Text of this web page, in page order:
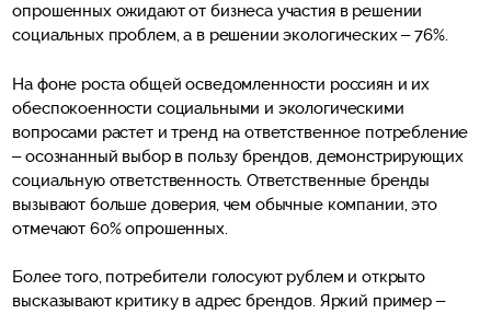
опрошенных ожидают от бизнеса участия в решении
социальных проблем, а в решении экологических – 76%.
На фоне роста общей осведомленности россиян и их
обеспокоенности социальными и экологическими
вопросами растет и тренд на ответственное потребление
– осознанный выбор в пользу брендов, демонстрирующих
социальную ответственность. Ответственные бренды
вызывают больше доверия, чем обычные компании, это
отмечают 60% опрошенных.
Более того, потребители голосуют рублем и открыто
высказывают критику в адрес брендов. Яркий пример –